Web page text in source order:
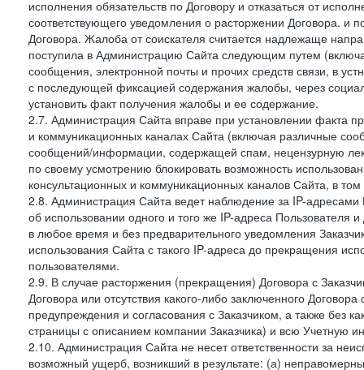
исполнения обязательств по Договору и отказаться от
соответствующего уведомления о расторжении Договора. и
Договора. Жалоба от соискателя считается надлежаще
поступила в Администрацию Сайта следующим путем
сообщения, электронной почты и прочих средств связи, в
с последующей фиксацией содержания жалобы, через
установить факт получения жалобы и ее содержание.
2.7. Администрация Сайта вправе при установлении факта
и коммуникационных каналах Сайта (включая различные
сообщений/информации, содержащей спам, нецензурную
по своему усмотрению блокировать возможность
консультационных и коммуникационных каналов Сайта, в
2.8. Администрация Сайта ведет наблюдение за IP-
об использовании одного и того же IP-адреса Пользователя
в любое время и без предварительного уведомления
использования Сайта с такого IP-адреса до прекращения
пользователями.
2.9. В случае расторжения (прекращения) Договора с
Договора или отсутствия какого-либо заключенного
предупреждения и согласования с Заказчиком, а также без
страницы с описанием компании Заказчика) и всю Учетную
2.10. Администрация Сайта не несет ответственности за
возможный ущерб, возникший в результате: (а)